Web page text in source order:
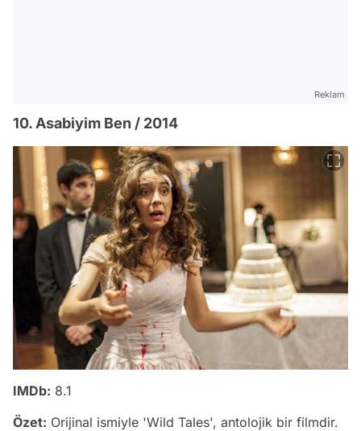
Reklam
10. Asabiyim Ben / 2014
IMDb: 8.1
Özet: Orijinal ismiyle 'Wild Tales', antolojik bir filmdir.